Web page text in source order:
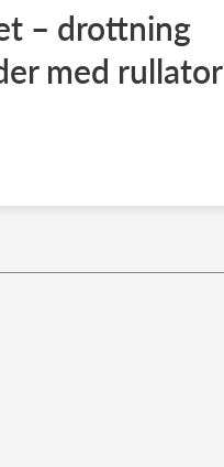
– drottning
med rullator